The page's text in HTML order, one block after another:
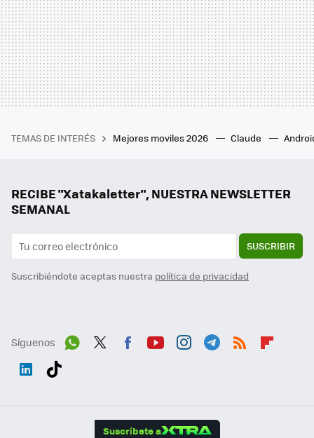
TEMAS DE INTERÉS Mejores moviles 2026 Claude
RECIBE "Xatakaletter", NUESTRA NEWSLETTER
SEMANAL
SUSCRIBIR
Suscribiéndote aceptas nuestra política de privacidad
Síguenos
Suscríbete a